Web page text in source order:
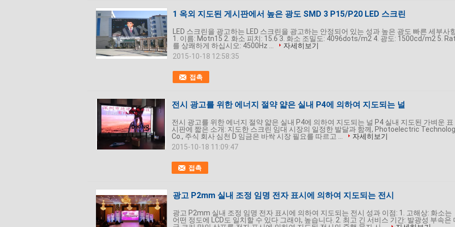
1 옥외 지도된 게시판에서 높은 광도 SMD 3 P15/P20 LED 스크린
접촉
LED 스크린을 광고하는 LED 스크린을 광고하는 안정되어 있는 성과 높은 광도 빠른 세부사
1. 이름: Motn15 2. 화소 피치: 15.6 3. 화소 조밀도: 4096dots/m2 4. 광도: 1500cd/m2 5.
를 상쾌하게 하십시오: 4500Hz ...
자세히보기
2015-10-18 12:58:35
전시 광고를 위한 에너지 절약 얇은 실내 P4에 의하여 지도되는 널
접촉
전시 광고를 위한 에너지 절약 얇은 실내 P4에 의하여 지도되는 널 P4 실내 지도된 가벼운 표
시판에 짧은 소개: 지도한 스크린 임대 시장의 일정한 발달과 함께, Photoelectric
Co., 주식 회사 심천 D 임금은 바싹 시장 필요를 따르고 ...
자세히보기
2015-10-18 11:09:47
광고 P2mm 실내 조정 임명 전자 표시에 의하여 지도되는 전시
광고 P2mm 실내 조정 임명 전자 표시에 의하여 지도되는 전시 성과 이점: 1. 고해상: 화소는
어떤 정도에 LCD도 일치할 수 있다 그래야, 높습니다. 2. 최고 긴 서비스 기간: 발광성 부속은